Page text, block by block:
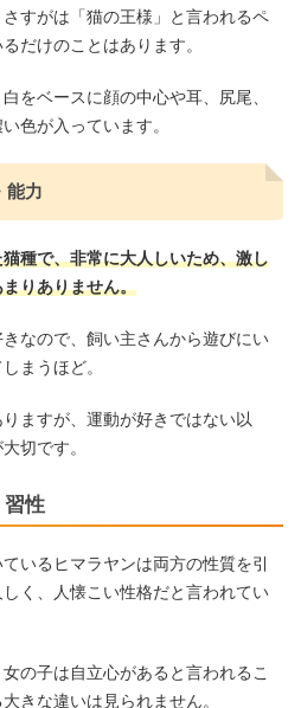
すがは「猫の王様」と言われるペ
だけのことはあります。
をベースに顔の中心や耳、尻尾、
色が入っています。
能力
種で、非常に大人しいため、激し
りありません。
なので、飼い主さんから遊びにい
まうほど。
ますが、運動が好きではない以
切です。
習性
いるヒマラヤンは両方の性質を引
く、人懐こい性格だと言われてい
の子は自立心があると言われるこ
きな違いは見られません。